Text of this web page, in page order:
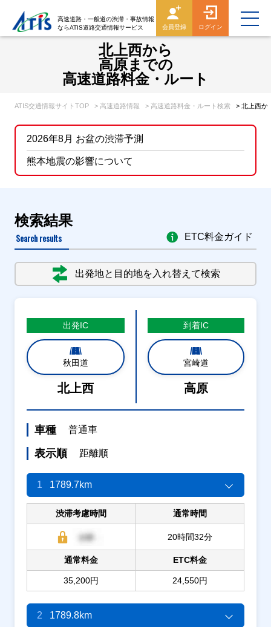
高速道路・一般道の渋滞・事故情報
ならATIS道路交通情報サービス
会員登録 ログイン
北上西から
高原までの
高速道路料金・ルート
ATIS交通情報サイトTOP > 高速道路情報 > 高速道路料金・ルート検索 > 北上西か
2026年8月 お盆の渋滞予測
熊本地震の影響について
検索結果
Search results
出発地と目的地を入れ替えて検索
ETC料金ガイド
出発IC
秋田道
北上西
到着IC
宮崎道
高原
車種 普通車
表示順 距離順
1 1789.7km
渋滞考慮時間 通常時間
20時間32分
通常料金
35,200円
ETC料金
24,550円
2 1789.8km